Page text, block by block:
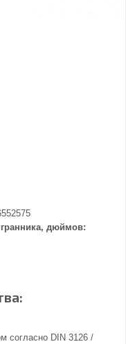
дюймов:
согласно DIN 3126 /